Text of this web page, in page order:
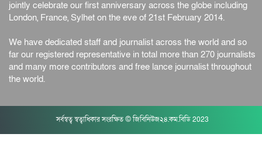
jointly celebrate our first anniversary across the globe including
London, France, Sylhet on the eve of 21st February 2014.
We have dedicated staff and journalist across the world and so
far our registered representative in total more than 270 journalists
and many more contributors and free lance journalist throughout
the world.
সর্বস্বত্ব স্বত্বাধিকার সংরক্ষিত © জিবিনিউজ২৪.কম.বিডি 2023